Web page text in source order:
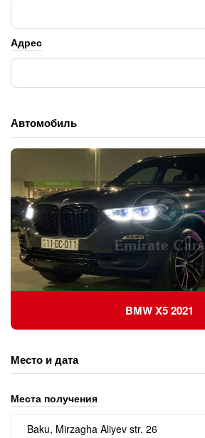
Адрес
Автомобиль
BMW X5 2021
Место и дата
Места получения